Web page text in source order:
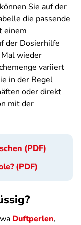
Sie auf der
die passende
einem
der Dosierhilfe
Mal wieder
variiert
in der Regel
oder direkt
mit der
(PDF)
(PDF)
Duftperlen,